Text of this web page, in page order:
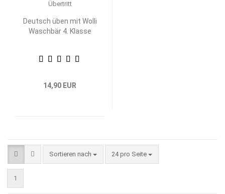
Deutsch üben mit Wolli
Waschbär 4. Klasse
14,90 EUR
Sortieren nach
Sortieren nach 24 pro Seite
pro Seite
1